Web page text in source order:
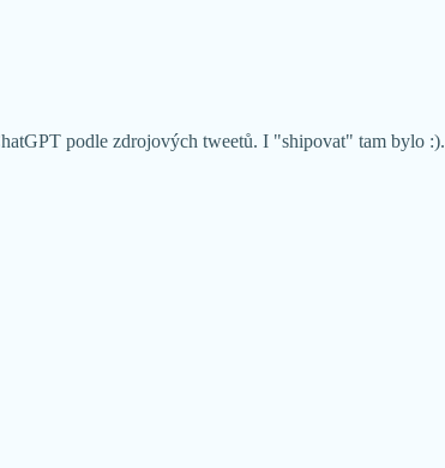
podle zdrojových tweetů. I "shipovat" tam bylo :).